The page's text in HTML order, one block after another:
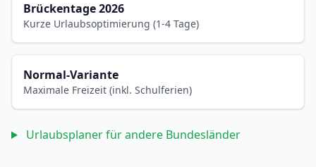
Brückentage 2026
Kurze Urlaubsoptimierung (1-4 Tage)
Normal-Variante
Maximale Freizeit (inkl. Schulferien)
Urlaubsplaner für andere Bundesländer